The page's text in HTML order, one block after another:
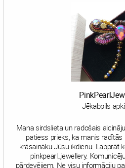
Jēkabpils
Mana sirdslieta un radošais
patiess prieks, ka manis
krāsaināku Jūsu ikdienu. Labprāt
pinkpearl_jewellery.
pārdevējiem. Ne visu informāciju